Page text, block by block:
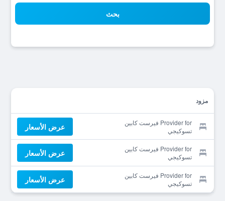
بحث
مزود
Provider for فيرست كابين
تسوكيجي
عرض الأسعار
Provider for فيرست كابين
تسوكيجي
عرض الأسعار
Provider for فيرست كابين
تسوكيجي
عرض الأسعار